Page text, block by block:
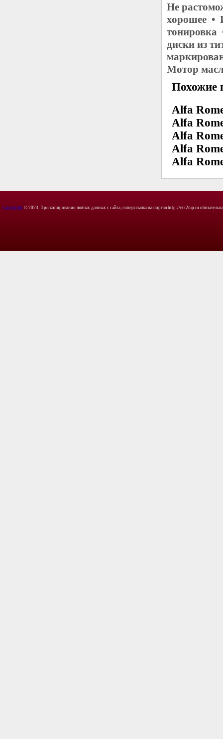
Не
хорошее •
тонировка
диски из
Мотор
Похожие
Alfa
Alfa
Alfa
Alfa
Alfa
Copyright © 2023. При копировании любых данных с сайта, гиперссылка на портал http://ets2mp.ru